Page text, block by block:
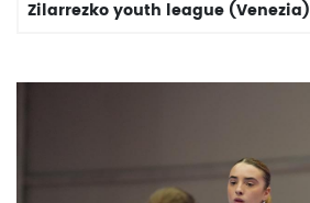
Zilarrezko youth league (Venezia)